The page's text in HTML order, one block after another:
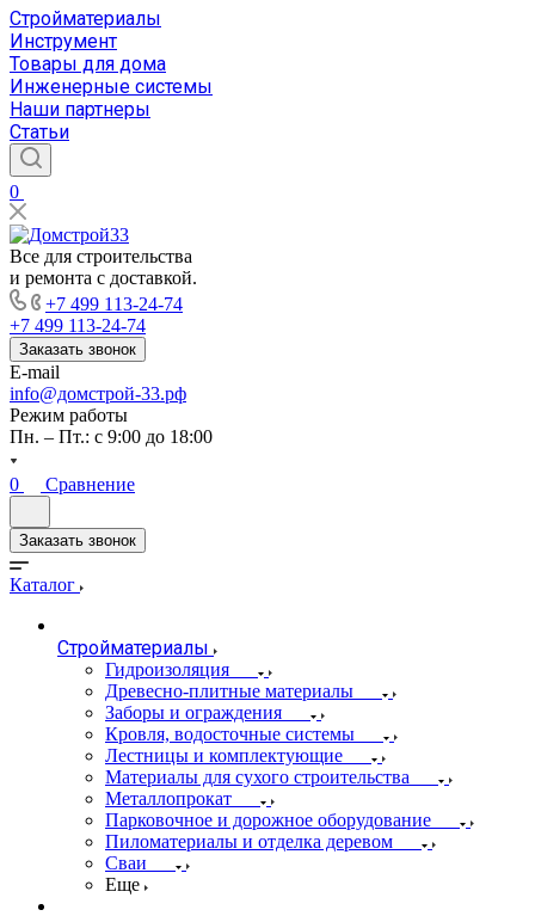
Стройматериалы
Инструмент
Товары для дома
Инженерные системы
Наши партнеры
Статьи
0
Все для строительства
и ремонта с доставкой.
+7 499 113-24-74
+7 499 113-24-74
Заказать звонок
E-mail
info@домстрой-33.рф
Режим работы
Пн. – Пт.: с 9:00 до 18:00
0 Сравнение
Заказать звонок
Каталог
Стройматериалы
Гидроизоляция
Древесно-плитные материалы
Заборы и ограждения
Кровля, водосточные системы
Лестницы и комплектующие
Материалы для сухого строительства
Металлопрокат
Парковочное и дорожное оборудование
Пиломатериалы и отделка деревом
Сваи
Еще